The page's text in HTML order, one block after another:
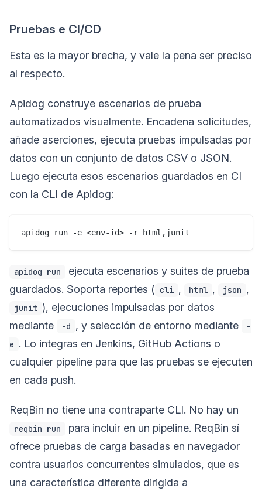
Pruebas e CI/CD
Esta es la mayor brecha, y vale la pena ser preciso
al respecto.
Apidog construye escenarios de prueba
automatizados visualmente. Encadena solicitudes,
añade aserciones, ejecuta pruebas impulsadas por
datos con un conjunto de datos CSV o JSON.
Luego ejecuta esos escenarios guardados en CI
con la CLI de Apidog:
apidog run
ejecuta escenarios y suites de prueba
guardados. Soporta reportes ( cli , html , json ,
junit ), ejecuciones impulsadas por datos
mediante
-d , y selección de entorno mediante
-
e . Lo integras en Jenkins, GitHub Actions o
cualquier pipeline para que las pruebas se ejecuten
en cada push.
ReqBin no tiene una contraparte CLI. No hay un
reqbin run
para incluir en un pipeline. ReqBin sí
ofrece pruebas de carga basadas en navegador
contra usuarios concurrentes simulados, que es
una característica diferente dirigida a